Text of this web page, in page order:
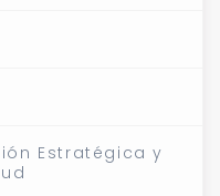
Estratégica y